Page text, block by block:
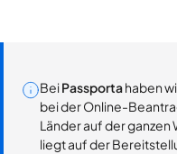
BeiPassportahaben
bei der Online-
Länder auf der ganzen
liegt auf der